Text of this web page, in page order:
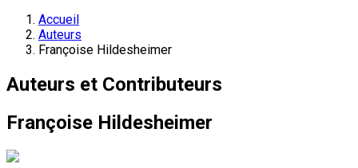
Accueil
Auteurs
Françoise Hildesheimer
Auteurs et Contributeurs
Françoise Hildesheimer